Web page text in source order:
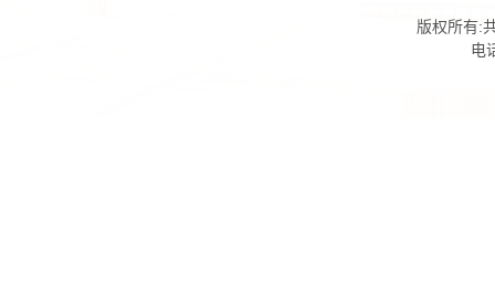
版权所有:
电